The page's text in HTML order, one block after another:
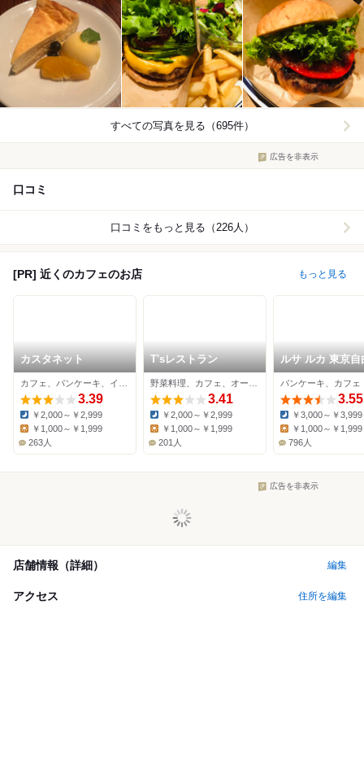
すべての写真を見る（695件）
広告を非表示
口コミ
口コミをもっと見る（226人）
[PR] 近くのカフェのお店 もっと見る
カスタネット
3.39
Dinner:
￥2,000～￥2,999
￥1,000～￥1,999
263人
T'sレストラン
3.41
Dinner:
￥2,000～￥2,999
￥1,000～￥1,999
201人
ルサ ルカ 東京自
丘店
パンケーキ、カフェ
3.55
Dinner:
￥3,000～￥3,999
￥1,000～￥1,999
796人
広告を非表示
店舗情報（詳細） 編集
アクセス 住所を編集